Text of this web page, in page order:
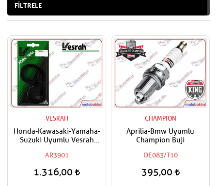
FİLTRELE
VESRAH
Honda-Kawasaki-Yamaha-
Suzuki Uyumlu Vesrah
AR3901
1.316,00
CHAMPION
Aprilia-Bmw Uyumlu
Champion Buji
OE083/T10
395,00